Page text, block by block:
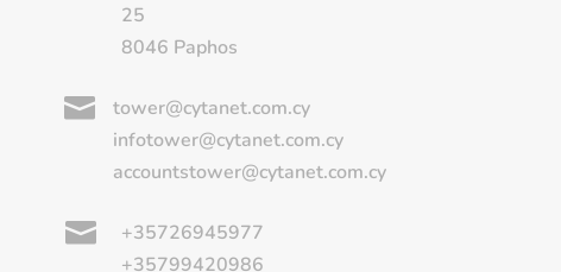
25
8046 Paphos

tower@cytanet.com.cy
infotower@cytanet.com.cy
accountstower@cytanet.com.cy

+35726945977
+35799420986